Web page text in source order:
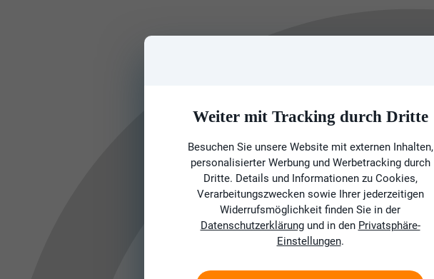
Weiter mit Tracking durch Dritte
Besuchen Sie unsere Website mit externen Inhalten,
personalisierter Werbung und Werbetracking durch
Dritte. Details und Informationen zu Cookies,
Verarbeitungszwecken sowie Ihrer jederzeitigen
Widerrufsmöglichkeit finden Sie in der
Datenschutzerklärungund in den Privatsphäre-
Einstellungen.